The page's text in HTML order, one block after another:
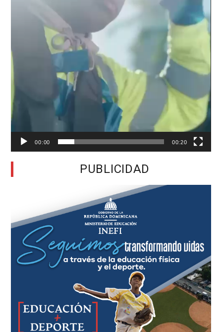
00:00 00:20
PUBLICIDAD